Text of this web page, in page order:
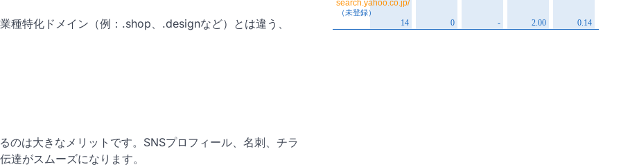
種特化ドメイン（例：.shop、.designなど）とは違う、
のは大きなメリットです。SNSプロフィール、名刺、チラ
達がスムーズになります。